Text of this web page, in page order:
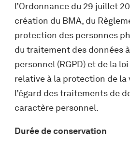
l’Ordonnance du 29 juillet
création du BMA, du
protection des personnes
du traitement des données
personnel (RGPD) et de la
relative à la protection de la
l’égard des traitements de
caractère personnel.
Durée de conservation